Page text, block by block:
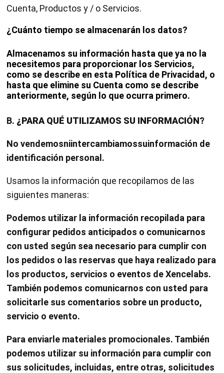
Cuenta, Productos y / o Servicios.
¿Cuánto tiempo se almacenarán los datos?
Almacenamos su información hasta que ya no la
necesitemos para proporcionar los Servicios,
como se describe en esta Política de Privacidad, o
hasta que elimine su Cuenta como se describe
anteriormente, según lo que ocurra primero.
B. ¿PARA QUÉ UTILIZAMOS SU INFORMACIÓN?
No vendemosniintercambiamossuinformación de
identificación personal.
Usamos la información que recopilamos de las
siguientes maneras:
Podemos utilizar la información recopilada para
configurar pedidos anticipados o comunicarnos
con usted según sea necesario para cumplir con
los pedidos o las reservas que haya realizado para
los productos, servicios o eventos de Xencelabs.
También podemos comunicarnos con usted para
solicitarle sus comentarios sobre un producto,
servicio o evento.
Para enviarle materiales promocionales. También
podemos utilizar su información para cumplir con
sus solicitudes, incluidas, entre otras, solicitudes